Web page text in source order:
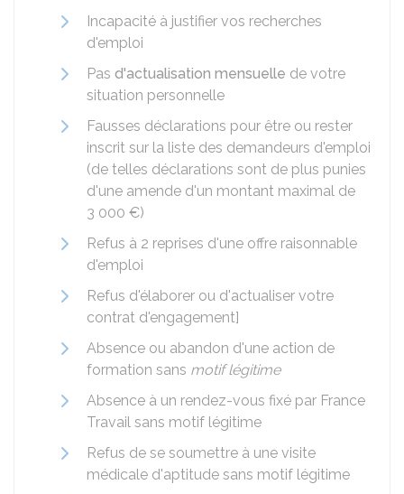
Incapacité à justifier vos recherches
d'emploi
Pas d'actualisation mensuelle de votre
situation personnelle
Fausses déclarations pour être ou rester
inscrit sur la liste des demandeurs d'emploi
(de telles déclarations sont de plus punies
d'une amende d'un montant maximal de
3 000 €)
Refus à 2 reprises d'une offre raisonnable
d'emploi
Refus d'élaborer ou d'actualiser votre
contrat d'engagement]
Absence ou abandon d'une action de
formation sans motif légitime
Absence à un rendez-vous fixé par France
Travail sans motif légitime
Refus de se soumettre à une visite
médicale d'aptitude sans motif légitime